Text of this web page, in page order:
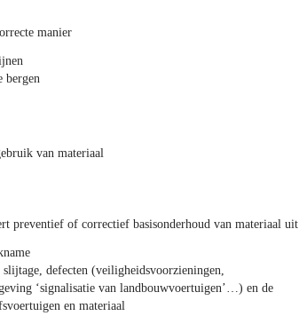
manier
bergen
van materiaal
preventief of correctief basisonderhoud van materiaal uit
defecten (veiligheidsvoorzieningen,
‘signalisatie van landbouwvoertuigen’…) en de
en materiaal